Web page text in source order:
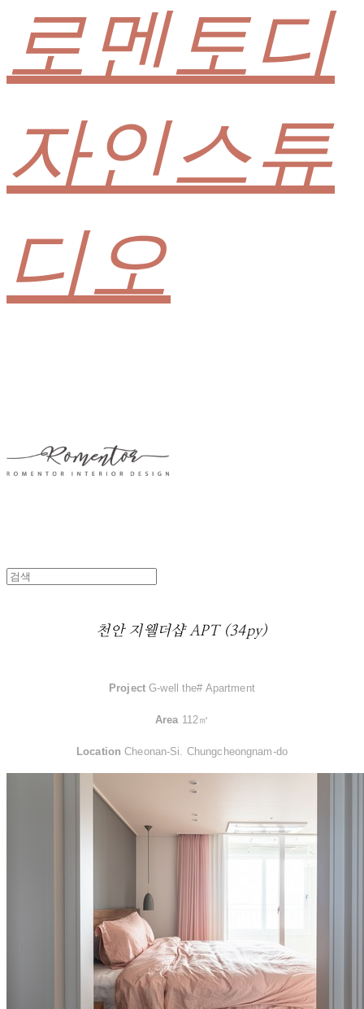
로멘토디
자인스튜
디오
천안 지웰더샵 APT (34py)
Project G-well the# Apartment​
Area 112㎡
Location Cheonan-Si. Chungcheongnam-do